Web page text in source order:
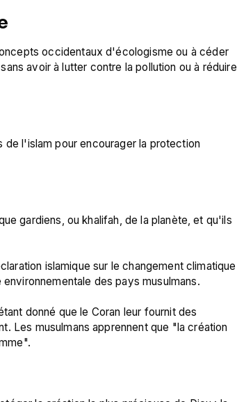
occidentaux d'écologisme ou à céder
avoir à lutter contre la pollution ou à réduire
l'islam pour encourager la protection
gardiens, ou khalifah, de la planète, et qu'ils
islamique sur le changement climatique
des pays musulmans.
donné que le Coran leur fournit des
Les musulmans apprennent que "la création